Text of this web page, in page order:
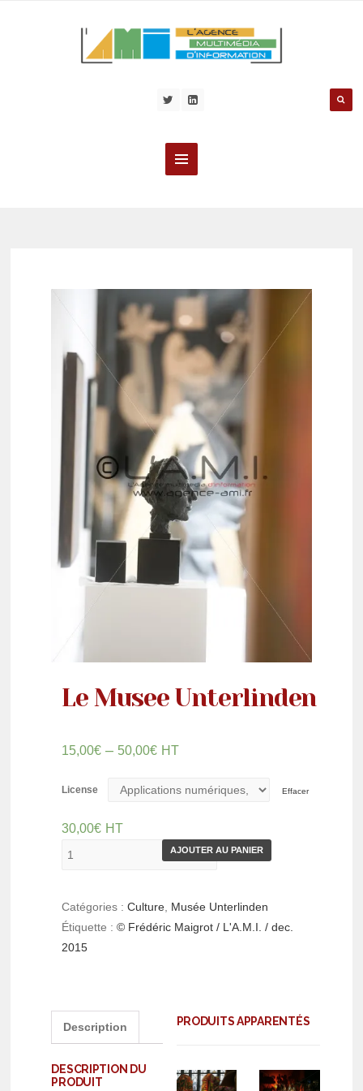
Le Musee Unterlinden
15,00€ – 50,00€ HT
License Effacer
30,00€ HT
AJOUTER AU PANIER
Catégories :Culture, Musée Unterlinden
Étiquette :© Frédéric Maigrot / L'A.M.I. / dec.
2015
Description
DESCRIPTION DU
PRODUIT
PRODUITS APPARENTÉS